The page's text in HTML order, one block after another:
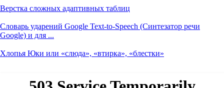
Верстка сложных адаптивных таблиц
Словарь ударений Google Text-to-Speech (Синтезатор речи
Google) и для ...
Хлопья Юки или «слюда», «втирка», «блестки»